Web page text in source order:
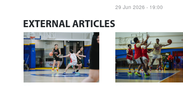
29 Jun 2026 - 19:00
EXTERNAL ARTICLES